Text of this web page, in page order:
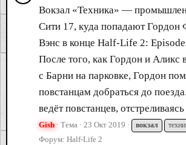
Вокзал «Техника» —
Сити 17, куда попадают Гордон
Вэнс в конце Half-Life 2:
После того, как Гордон и Аликс
с Барни на парковке, Гордон
повстанцам добраться до
ведёт повстанцев, отстреливаясь
Gish Тема 23 Окт 2019 вокзал
Форум: Half-Life 2